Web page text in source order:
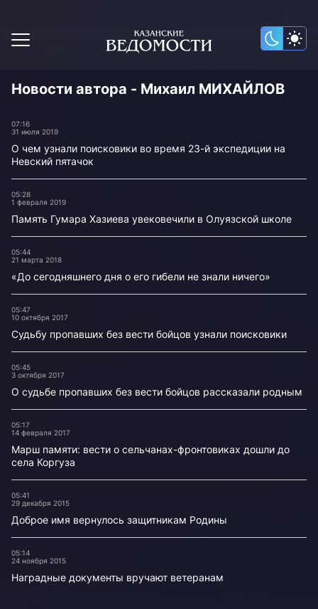
Новости автора - Михаил МИХАЙЛОВ
07:16
31 июля 2019
О чем узнали поисковики во время 23-й экспедиции на
Невский пятачок
05:28
1 февраля 2019
Память Гумара Хазиева увековечили в Олуязской школе
05:44
21 марта 2018
«До сегодняшнего дня о его гибели не знали ничего»
05:47
10 октября 2017
Судьбу пропавших без вести бойцов узнали поисковики
05:45
3 октября 2017
О судьбе пропавших без вести бойцов рассказали родным
05:17
14 февраля 2017
Марш памяти: вести о сельчанах-фронтовиках дошли до
села Коргуза
05:41
29 декабря 2015
Доброе имя вернулось защитникам Родины
05:14
24 ноября 2015
Наградные документы вручают ветеранам